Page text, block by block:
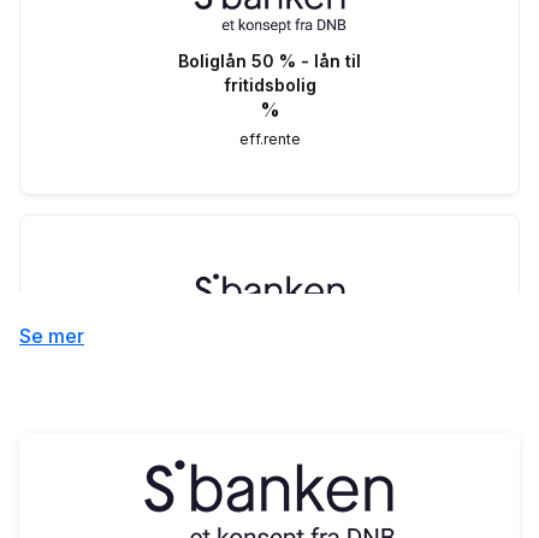
Boliglån 50 % - lån til
fritidsbolig
%
eff.rente
Se mer